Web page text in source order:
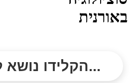
באורנית
הקלידו נושא לימוד...